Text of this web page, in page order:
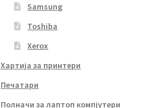
Samsung
Toshiba
Xerox
Хартија за принтери
Печатари
Полначи за лаптоп компјутери